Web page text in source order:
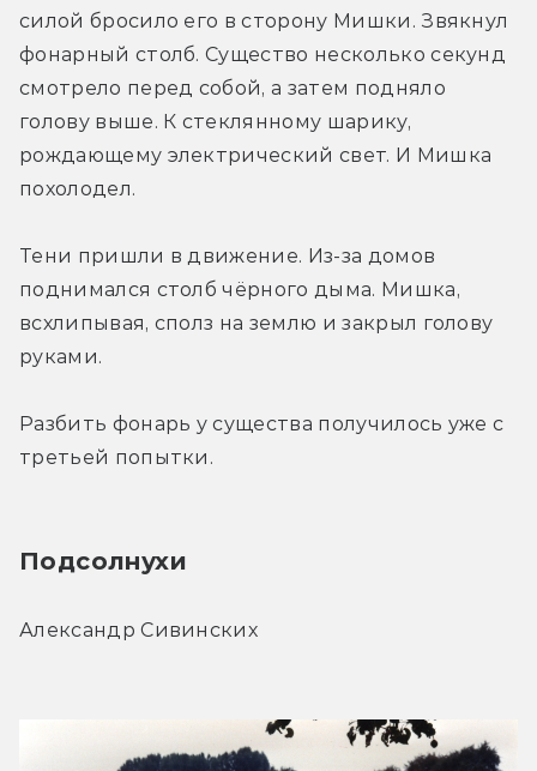
силой бросило его в сторону Мишки. Звякнул
фонарный столб. Существо несколько секунд
смотрело перед собой, а затем подняло
голову выше. К стеклянному шарику,
рождающему электрический свет. И Мишка
похолодел.
Тени пришли в движение. Из-за домов
поднимался столб чёрного дыма. Мишка,
всхлипывая, сполз на землю и закрыл голову
руками.
Разбить фонарь у существа получилось уже с
третьей попытки.
Подсолнухи
Александр Сивинских